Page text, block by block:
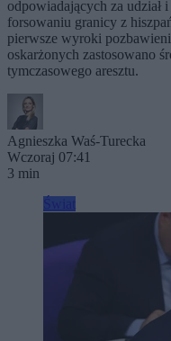
odpowiadających za
forsowaniu granicy z
pierwsze wyroki
oskarżonych zastosowano
tymczasowego aresztu.
Agnieszka Waś-Turecka
Wczoraj 07:41
3 min